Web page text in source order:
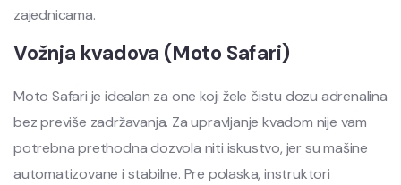
zajednicama.
Vožnja kvadova (Moto Safari)
Moto Safari je idealan za one koji žele čistu dozu adrenalina
bez previše zadržavanja. Za upravljanje kvadom nije vam
potrebna prethodna dozvola niti iskustvo, jer su mašine
automatizovane i stabilne. Pre polaska, instruktori